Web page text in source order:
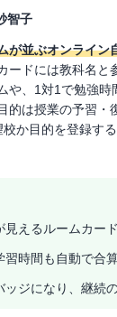
智子
が並ぶオンライン
ードには教科名と
や、1対1で勉強時
的は授業の予習・
か目的を登録す
見えるルームカー
習時間も自動で合
ッジになり、継続